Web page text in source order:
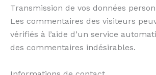
Transmission de vos données
Les commentaires des visiteurs
vérifiés à l’aide d’un service
des commentaires indésirables.